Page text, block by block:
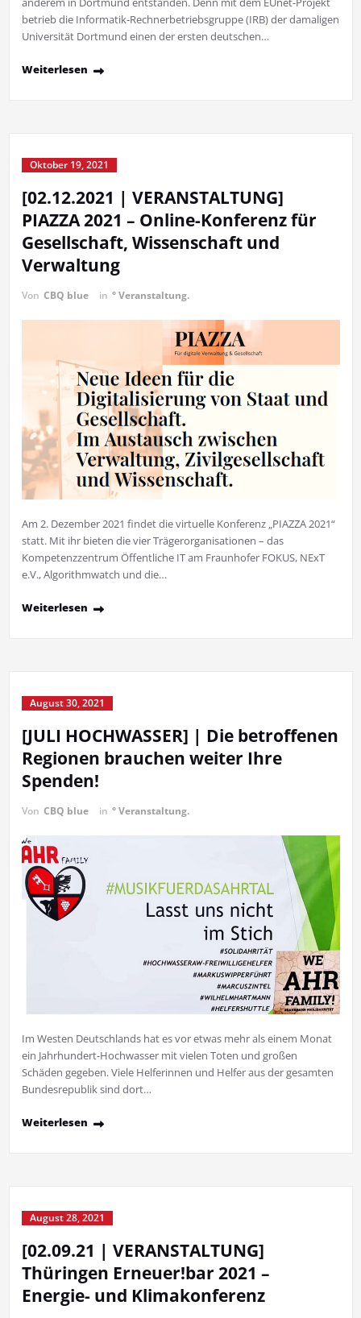
betrieb die Informatik-Rechnerbetriebsgruppe (IRB) der damaligen
Universität Dortmund einen der ersten deutschen…
Weiterlesen
Oktober 19, 2021
[02.12.2021 | VERANSTALTUNG]
PIAZZA 2021 – Online-Konferenz für
Gesellschaft, Wissenschaft und
Verwaltung
Von CBQ blue in ° Veranstaltung.
Am 2. Dezember 2021 findet die virtuelle Konferenz „PIAZZA 2021“
statt. Mit ihr bieten die vier Trägerorganisationen – das
Kompetenzzentrum Öffentliche IT am Fraunhofer FOKUS, NExT
e.V., Algorithmwatch und die…
Weiterlesen
August 30, 2021
[JULI HOCHWASSER] | Die betroffenen
Regionen brauchen weiter Ihre
Spenden!
Von CBQ blue in ° Veranstaltung.
Im Westen Deutschlands hat es vor etwas mehr als einem Monat
ein Jahrhundert-Hochwasser mit vielen Toten und großen
Schäden gegeben. Viele Helferinnen und Helfer aus der gesamten
Bundesrepublik sind dort…
Weiterlesen
August 28, 2021
[02.09.21 | VERANSTALTUNG]
Thüringen Erneuer!bar 2021 –
Energie- und Klimakonferenz